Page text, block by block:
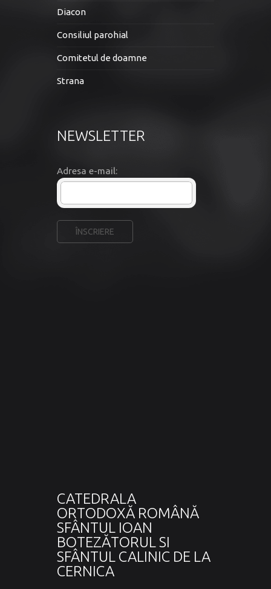
Diacon
Consiliul parohial
Comitetul de doamne
Strana
NEWSLETTER
Adresa e-mail:
CATEDRALA
ORTODOXĂ ROMÂNĂ
SFÂNTUL IOAN
BOTEZĂTORUL SI
SFÂNTUL CALINIC DE LA
CERNICA